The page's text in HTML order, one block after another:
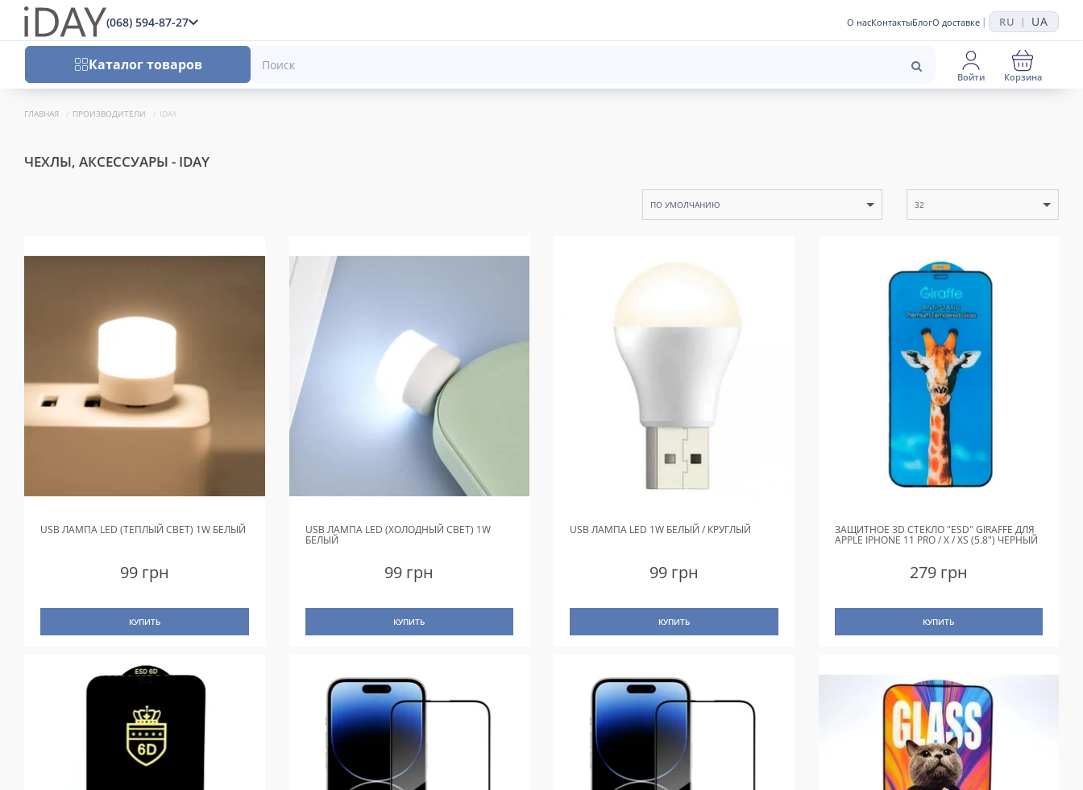
(068) 594-87-27 О насКонтактыБлогО доставке | RU | UA
Каталог товаров
Войти Корзина
ГЛАВНАЯ ПРОИЗВОДИТЕЛИ IDAY
ЧЕХЛЫ, АКСЕССУАРЫ - IDAY
ПО УМОЛЧАНИЮ 32
USB ЛАМПА LED (ТЕПЛЫЙ СВЕТ) 1W БЕЛЫЙ
99 грн
КУПИТЬ
USB ЛАМПА LED (ХОЛОДНЫЙ СВЕТ) 1W
БЕЛЫЙ
99 грн
КУПИТЬ
USB ЛАМПА LED 1W БЕЛЫЙ / КРУГЛЫЙ
99 грн
КУПИТЬ
ЗАЩИТНОЕ 3D СТЕКЛО "ESD" GIRAFFE ДЛЯ
APPLE IPHONE 11 PRO / X / XS (5.8") ЧЕРНЫЙ
279 грн
КУПИТЬ